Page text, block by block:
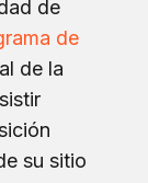
de
de
de la
su sitio